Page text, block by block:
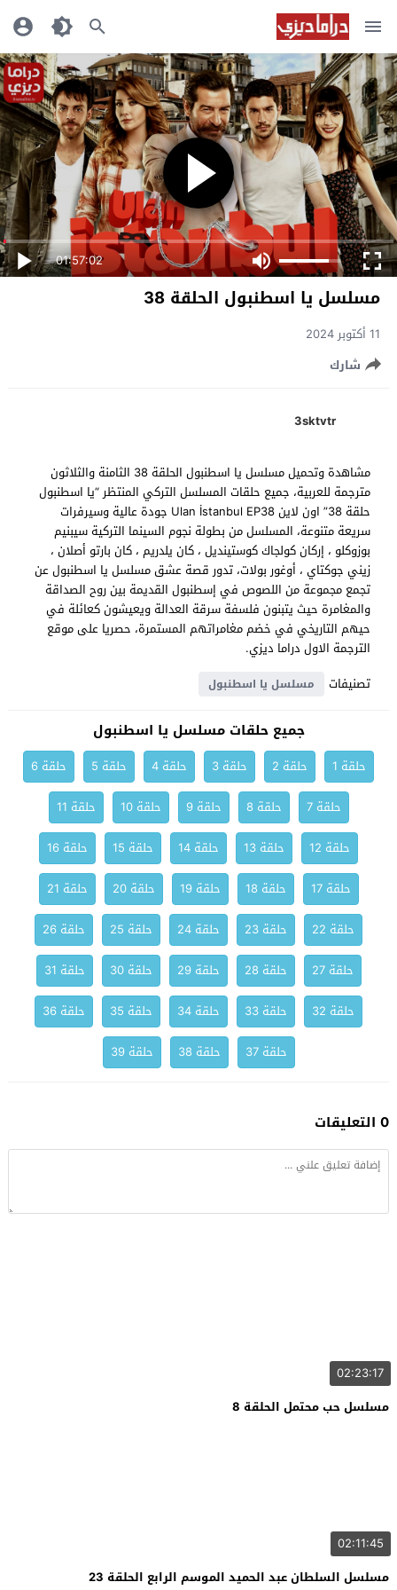
01:57:02
مسلسل يا اسطنبول الحلقة 38
11 أكتوبر 2024
شارك
3sktvtr
مشاهدة وتحميل مسلسل يا اسطنبول الحلقة 38 الثامنة والثلاثون
مترجمة للعربية، جميع حلقات المسلسل التركي المنتظر “يا اسطنبول
حلقة 38” اون لاين Ulan İstanbul EP38 جودة عالية وسيرفرات
سريعة متنوعة، المسلسل من بطولة نجوم السينما التركية سيبنيم
بوزوكلو ، إركان كولجاك كوستينديل ، كان يلدريم ، كان بارتو أصلان ،
زيني جوكتاي ، أوغور بولات، تدور قصة عشق مسلسل يا اسطنبول عن
تجمع مجموعة من اللصوص في إسطنبول القديمة بين روح الصداقة
والمغامرة حيث يتبنون فلسفة سرقة العدالة ويعيشون كعائلة في
حيهم التاريخي في خضم مغامراتهم المستمرة، حصريا على موقع
الترجمة الاول دراما ديزي.
تصنيفات
مسلسل يا اسطنبول
جميع حلقات مسلسل يا اسطنبول
حلقة 1 حلقة 2 حلقة 3 حلقة 4 حلقة 5
حلقة 6
حلقة 7
حلقة 8 حلقة 9 حلقة 10
حلقة 11
حلقة 12
حلقة 13 حلقة 14 حلقة 15
حلقة 16
حلقة 17
حلقة 18 حلقة 19 حلقة 20
حلقة 21
حلقة 22
حلقة 23 حلقة 24 حلقة 25
حلقة 26
حلقة 27
حلقة 28 حلقة 29 حلقة 30
حلقة 31
حلقة 32
حلقة 33 حلقة 34 حلقة 35
حلقة 36
حلقة 37
حلقة 38 حلقة 39
0 التعليقات
02:23:17
مسلسل حب محتمل الحلقة 8
02:11:45
مسلسل السلطان عبد الحميد الموسم الرابع الحلقة 23